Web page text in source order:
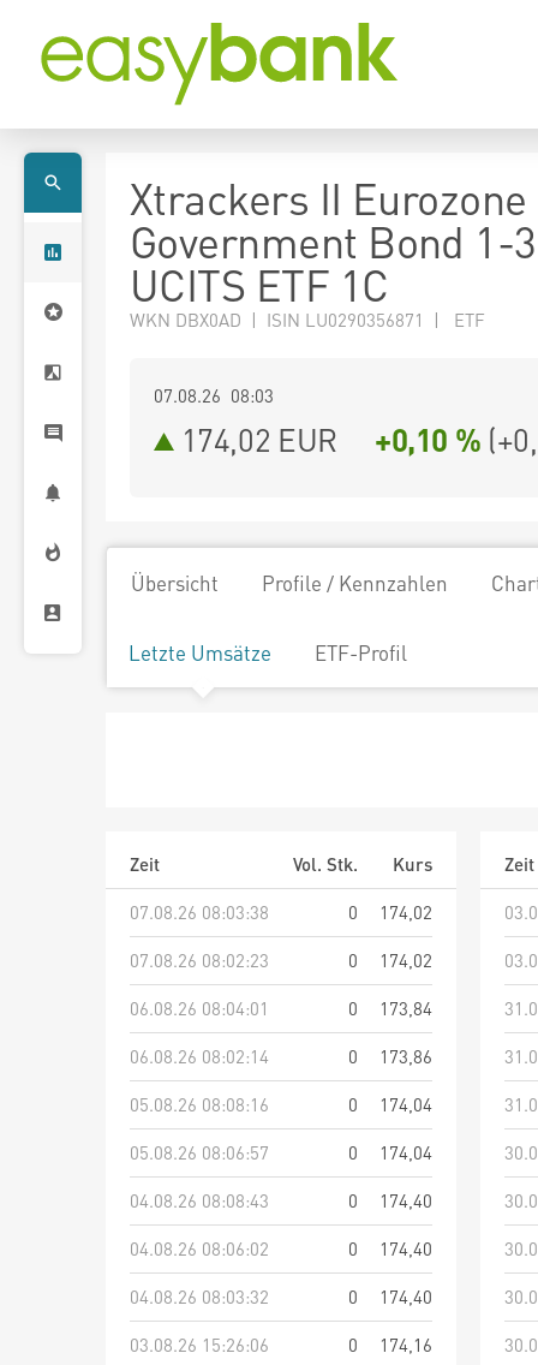
Xtrackers II Eurozone
Government Bond 1-3
UCITS ETF 1C
WKN DBX0AD | ISIN LU0290356871 | ETF
07.08.26 08:03
174,02 EUR +0,10 % (
Übersicht Profile / Kennzahlen
Letzte Umsätze ETF-Profil
Zeit Vol. Stk.
Kurs
07.08.26 08:03:38
0
174,02
07.08.26 08:02:23
0
174,02
06.08.26 08:04:01
0
173,84
06.08.26 08:02:14
0
173,86
05.08.26 08:08:16
0
174,04
05.08.26 08:06:57
0
174,04
04.08.26 08:08:43
0
174,40
04.08.26 08:06:02
0
174,40
04.08.26 08:03:32
0
174,40
03.08.26 15:26:06
0
174,16
Zeit